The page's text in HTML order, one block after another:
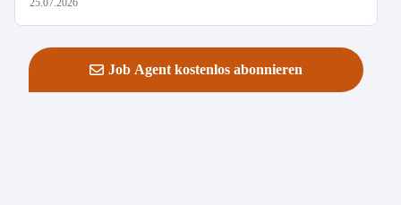
25.07.2026
Job Agent kostenlos abonnieren